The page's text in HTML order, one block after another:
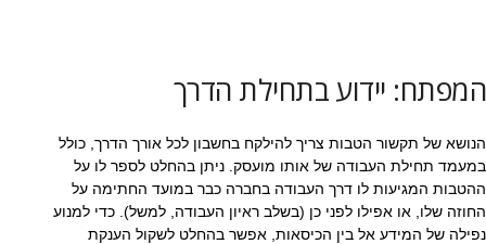
המפתח: יידוע בתחילת הדרך
הנושא של תקשור הטבות צריך להילקח בחשבון לכל אורך הדרך, כולל
במעמד תחילת העבודה של אותו מועסק. ניתן בהחלט לספר לו על
ההטבות המגיעות לו דרך העבודה בחברה כבר במועד החתימה על
החוזה שלו, או אפילו לפני כן (בשלב ראיון העבודה, למשל). כדי למנוע
נפילה של המידע אל בין הכיסאות, אפשר בהחלט לשקול הענקת